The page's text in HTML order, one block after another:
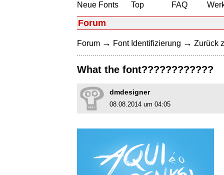
Neue Fonts
Top
FAQ
Forum
Forum → Font Identifizierung → Zurück
What the font????????????
dmdesigner
08.08.2014 um 04:05